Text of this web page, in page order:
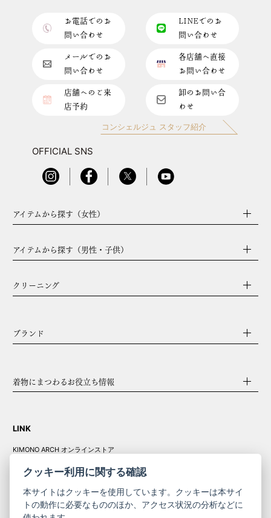
お電話でのお
問い合わせ
LINEでのお
問い合わせ
メールでのお
問い合わせ
各店舗へ直接
お問い合わせ
店舗へのご来
店予約
卸のお問い合
わせ
コンシェルジュ スタッフ紹介
OFFICIAL SNS
アイテムから探す（女性）
アイテムから探す（男性・子供）
クリーニング
ブランド
着物にまつわるお役立ち情報
LINK
KIMONO ARCH オンラインストア
クッキー利用に関する確認
本サイトはクッキーを使用しています。クッキーは本サイ
トの動作に必要なもののほか、アクセス状況の分析などに